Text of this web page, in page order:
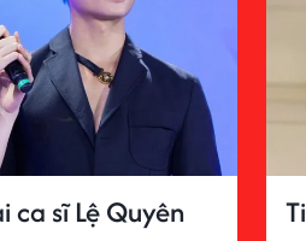
ca sĩ Lệ Quyên